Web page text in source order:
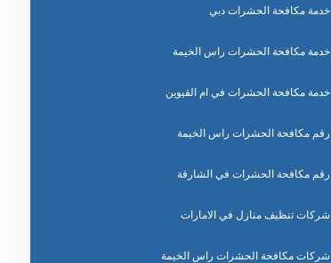
خدمة مكافحة الحشرات دبي
خدمة مكافحة الحشرات راس الخيمة
خدمة مكافحة الحشرات في ام القيوين
رقم مكافحة الحشرات راس الخيمة
رقم مكافحة الحشرات في الشارقة
شركات تنظيف منازل في الامارات
شركات مكافحة الحشرات راس الخيمة